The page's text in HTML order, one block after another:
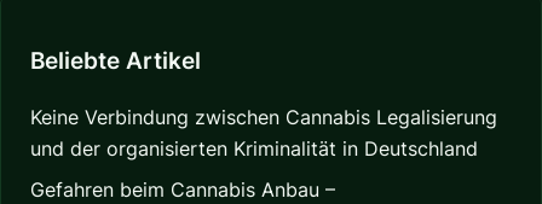
Beliebte Artikel
Keine Verbindung zwischen Cannabis Legalisierung
und der organisierten Kriminalität in Deutschland
Gefahren beim Cannabis Anbau –